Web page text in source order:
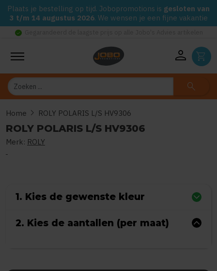
Plaats je bestelling op tijd. Jobopromotions is gesloten van
3 t/m 14 augustus 2026. We wensen je een fijne vakantie
check_circle
person shopping_cart
Zoeken search
Home chevron_right ROLY POLARIS L/S HV9306
ROLY POLARIS L/S HV9306
Merk: ROLY
1. Kies de gewenste kleur
2. Kies de aantallen (per maat)